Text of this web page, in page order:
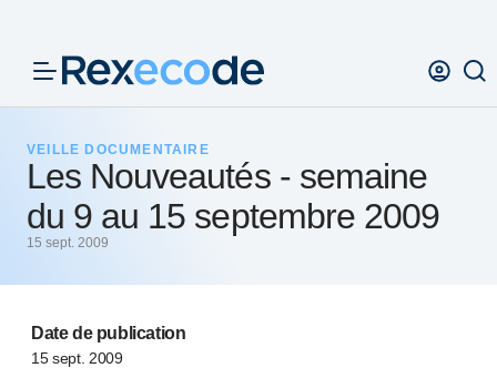
VEILLE DOCUMENTAIRE
Les Nouveautés - semaine
du 9 au 15 septembre 2009
15 sept. 2009
Date de publication
15 sept. 2009